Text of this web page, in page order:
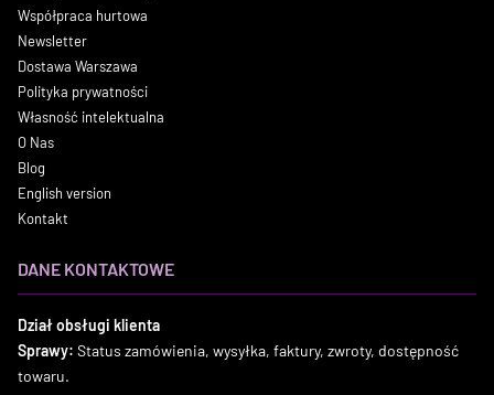
Współpraca hurtowa
Newsletter
Dostawa Warszawa
Polityka prywatności
Własność intelektualna
O Nas
Blog
English version
Kontakt
DANE KONTAKTOWE
Dział obsługi klienta
Sprawy: Status zamówienia, wysyłka, faktury, zwroty, dostępność
towaru.